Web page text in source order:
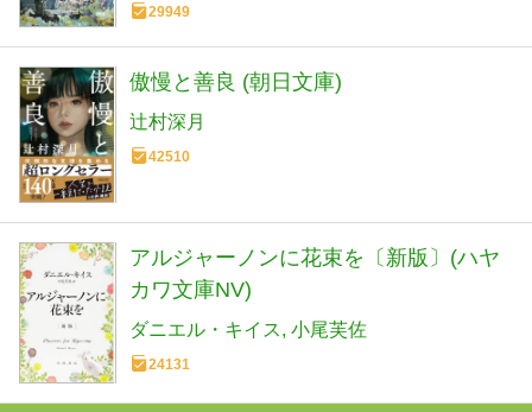
29949
傲慢と善良 (朝日文庫)
辻村深月
42510
アルジャーノンに花束を〔新版〕(ハヤ
カワ文庫NV)
ダニエル・キイス 小尾芙佐
24131